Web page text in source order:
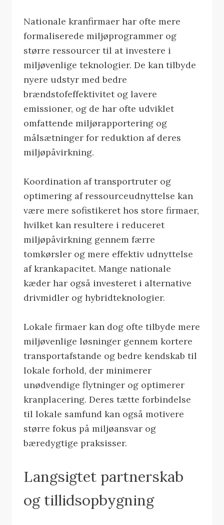
Nationale kranfirmaer har ofte mere
formaliserede miljøprogrammer og
større ressourcer til at investere i
miljøvenlige teknologier. De kan tilbyde
nyere udstyr med bedre
brændstofeffektivitet og lavere
emissioner, og de har ofte udviklet
omfattende miljørapportering og
målsætninger for reduktion af deres
miljøpåvirkning.
Koordination af transportruter og
optimering af ressourceudnyttelse kan
være mere sofistikeret hos store firmaer,
hvilket kan resultere i reduceret
miljøpåvirkning gennem færre
tomkørsler og mere effektiv udnyttelse
af krankapacitet. Mange nationale
kæder har også investeret i alternative
drivmidler og hybridteknologier.
Lokale firmaer kan dog ofte tilbyde mere
miljøvenlige løsninger gennem kortere
transportafstande og bedre kendskab til
lokale forhold, der minimerer
unødvendige flytninger og optimerer
kranplacering. Deres tætte forbindelse
til lokale samfund kan også motivere
større fokus på miljøansvar og
bæredygtige praksisser.
Langsigtet partnerskab
og tillidsopbygning